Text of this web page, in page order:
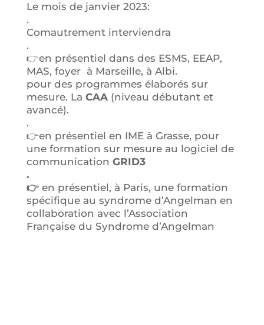
Le mois de janvier 2023:
.
Comautrement interviendra
.
👉en présentiel dans des ESMS, EEAP,
MAS, foyer à Marseille, à Albi.
pour des programmes élaborés sur
mesure. La CAA(niveau débutant et
avancé).
.
👉en présentiel en IME à Grasse, pour
une formation sur mesure au logiciel de
communication GRID3
.
👉 en présentiel, à Paris, une formation
spécifique au syndrome d’Angelman en
collaboration avec l’Association
Française du Syndrome d’Angelman